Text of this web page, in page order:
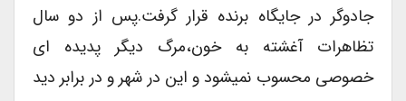
جادوگر در جایگاه برنده قرار گرفت.پس از دو سال
تظاهرات آغشته به خون،مرگ دیگر پدیده ای
خصوصی محسوب نمیشود و این در شهر و در برابر دید